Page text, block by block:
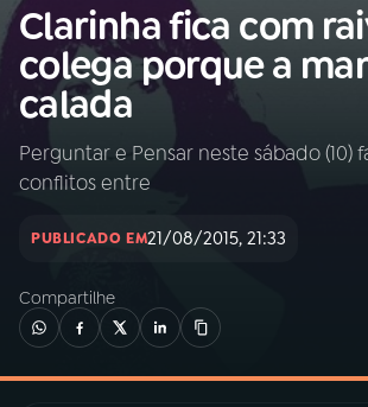
Buscar
na
Rádio
MEC
Buscar
Início AO
INÍCIO
02A RÁDIO
03PROGRAMAÇÃO
Clarinha fica com
colega porque a
calada
Perguntar e Pensar neste sábado (10)
conflitos entre
PUBLICADO EM21/08/2015, 21:33
Compartilhe